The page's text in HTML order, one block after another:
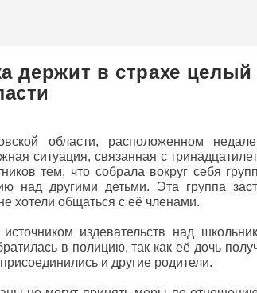
держит в страхе
области, расположенном
ситуация, связанная с
тем, что собрала вокруг себя
над другими детьми. Эта группа
хотели общаться с её членами.
издевательств над
в полицию, так как её дочь
и другие родители.